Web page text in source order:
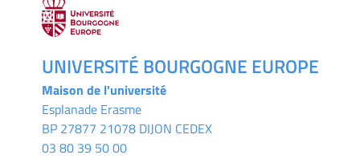
UNIVERSITÉ BOURGOGNE EUROPE
Maison de l'université
Esplanade Erasme
BP 27877 21078 DIJON CEDEX
03 80 39 50 00